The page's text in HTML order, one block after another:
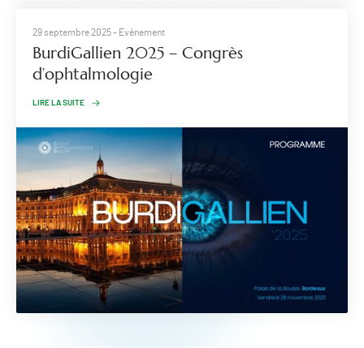
29 septembre 2025- Evénement
BurdiGallien 2025 – Congrès
d’ophtalmologie
LIRE LA SUITE